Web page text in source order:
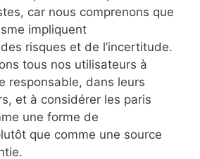
car nous comprenons que
impliquent
risques et de l’incertitude.
tous nos utilisateurs à
responsable, dans leurs
et à considérer les paris
une forme de
que comme une source